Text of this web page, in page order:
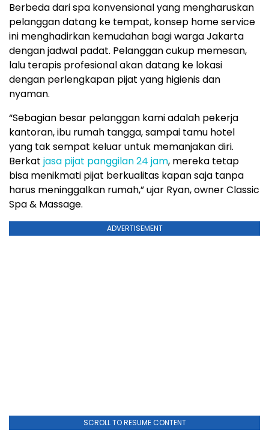
Berbeda dari spa konvensional yang mengharuskan
pelanggan datang ke tempat, konsep home service
ini menghadirkan kemudahan bagi warga Jakarta
dengan jadwal padat. Pelanggan cukup memesan,
lalu terapis profesional akan datang ke lokasi
dengan perlengkapan pijat yang higienis dan
nyaman.
“Sebagian besar pelanggan kami adalah pekerja
kantoran, ibu rumah tangga, sampai tamu hotel
yang tak sempat keluar untuk memanjakan diri.
Berkat jasa pijat panggilan 24 jam, mereka tetap
bisa menikmati pijat berkualitas kapan saja tanpa
harus meninggalkan rumah,” ujar Ryan, owner Classic
Spa & Massage.
ADVERTISEMENT
SCROLL TO RESUME CONTENT